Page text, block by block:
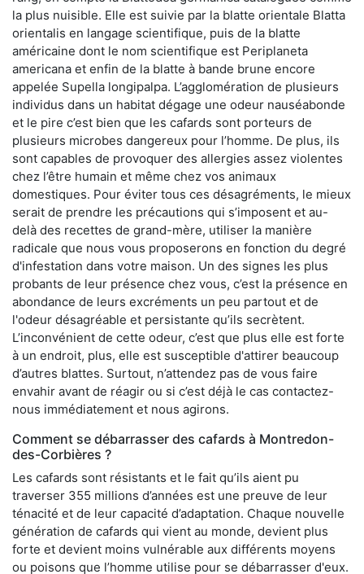
la plus nuisible. Elle est suivie par la blatte orientale Blatta
orientalis en langage scientifique, puis de la blatte
américaine dont le nom scientifique est Periplaneta
americana et enfin de la blatte à bande brune encore
appelée Supella longipalpa. L’agglomération de plusieurs
individus dans un habitat dégage une odeur nauséabonde
et le pire c’est bien que les cafards sont porteurs de
plusieurs microbes dangereux pour l’homme. De plus, ils
sont capables de provoquer des allergies assez violentes
chez l’être humain et même chez vos animaux
domestiques. Pour éviter tous ces désagréments, le mieux
serait de prendre les précautions qui s’imposent et au-
delà des recettes de grand-mère, utiliser la manière
radicale que nous vous proposerons en fonction du degré
d'infestation dans votre maison. Un des signes les plus
probants de leur présence chez vous, c’est la présence en
abondance de leurs excréments un peu partout et de
l'odeur désagréable et persistante qu’ils secrètent.
L’inconvénient de cette odeur, c’est que plus elle est forte
à un endroit, plus, elle est susceptible d'attirer beaucoup
d’autres blattes. Surtout, n’attendez pas de vous faire
envahir avant de réagir ou si c’est déjà le cas contactez-
nous immédiatement et nous agirons.
Comment se débarrasser des cafards à Montredon-
des-Corbières ?
Les cafards sont résistants et le fait qu’ils aient pu
traverser 355 millions d’années est une preuve de leur
ténacité et de leur capacité d’adaptation. Chaque nouvelle
génération de cafards qui vient au monde, devient plus
forte et devient moins vulnérable aux différents moyens
ou poisons que l’homme utilise pour se débarrasser d'eux.